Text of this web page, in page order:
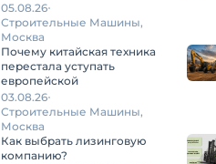
05.08.26
Строительные Машины,
Москва
Почему китайская техника
перестала уступать
европейской
03.08.26
Строительные Машины,
Москва
Как выбрать лизинговую
компанию?